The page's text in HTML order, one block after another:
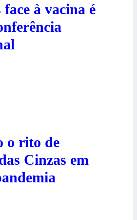
à vacina é
o rito de
Cinzas em